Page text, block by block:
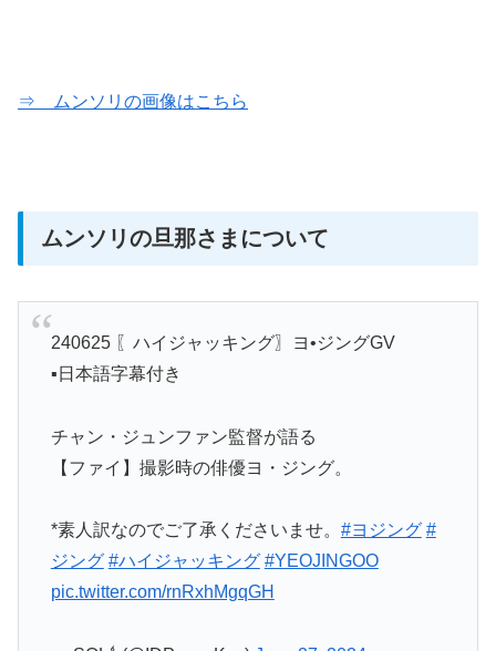
⇒ ムンソリの画像はこちら
ムンソリの旦那さまについて
240625 〖ハイジャッキング〗ヨ•ジングGV
▪︎日本語字幕付き
チャン・ジュンファン監督が語る
【ファイ】撮影時の俳優ヨ・ジング。
*素人訳なのでご了承くださいませ。 #ヨジング #
ジング #ハイジャッキング #YEOJINGOO
pic.twitter.com/rnRxhMgqGH